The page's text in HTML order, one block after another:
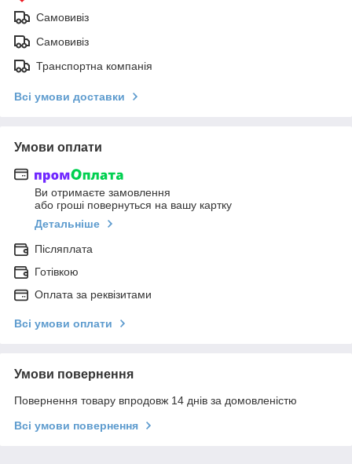
Самовивіз
Самовивіз
Транспортна компанія
Всі умови доставки
Умови оплати
Ви отримаєте замовлення
або гроші повернуться на вашу картку
Детальніше
Післяплата
Готівкою
Оплата за реквізитами
Всі умови оплати
Умови повернення
Повернення товару впродовж 14 днів за домовленістю
Всі умови повернення